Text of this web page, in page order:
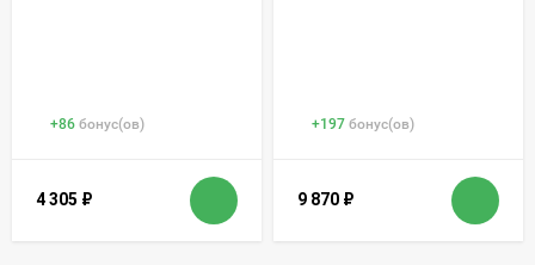
+86 бонус(ов)
4 305 ₽
+197 бонус(ов)
9 870 ₽